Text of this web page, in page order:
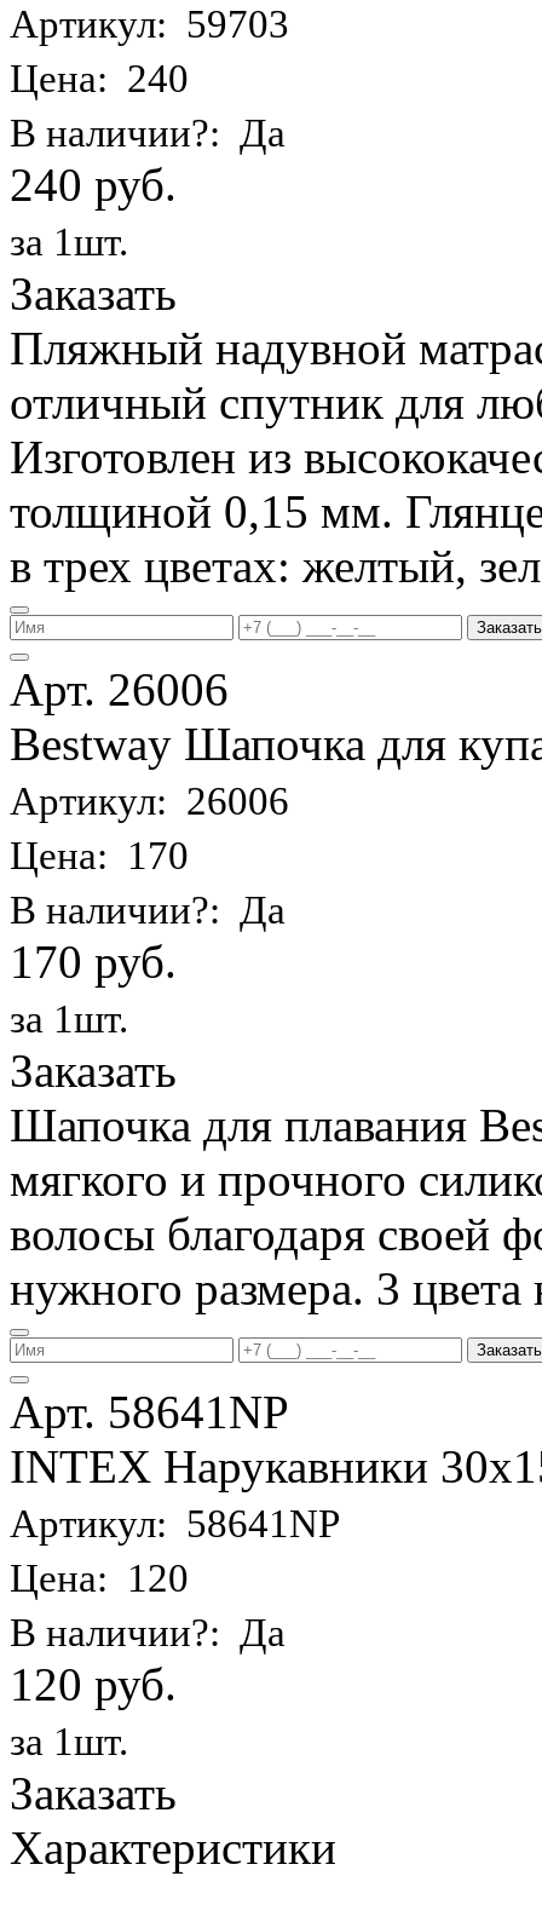
Артикул: 59703
Цена: 240
В наличии?: Да
240 руб.
за 1шт.
Заказать
Пляжный надувной
отличный спутник для
Изготовлен из
толщиной 0,15 мм.
в трех цветах: желтый,
Заказать
Арт. 26006
Bestway Шапочка для
Артикул: 26006
Цена: 170
В наличии?: Да
170 руб.
за 1шт.
Заказать
Шапочка для плавания
мягкого и прочного
волосы благодаря своей
нужного размера. 3
Заказать
Арт. 58641NP
INTEX Нарукавники
Артикул: 58641NP
Цена: 120
В наличии?: Да
120 руб.
за 1шт.
Заказать
Характеристики